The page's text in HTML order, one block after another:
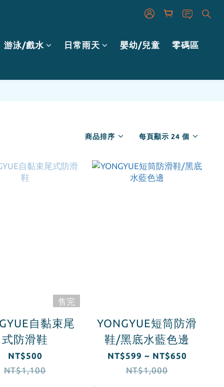
游泳/戲水 日常雨天 嬰幼/兒童 零碼區
商品排序 每頁顯示 24 個
售完
自黏束尾
式防滑鞋
NT$500
NT$1,100
YONGYUE短筒防滑
鞋/黑底水藍色邊
NT$599 ~ NT$650
NT$1,000